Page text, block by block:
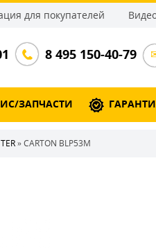
для покупателей
8 495 150-40-79
ЗАПЧАСТИ
» CARTON BLP53M